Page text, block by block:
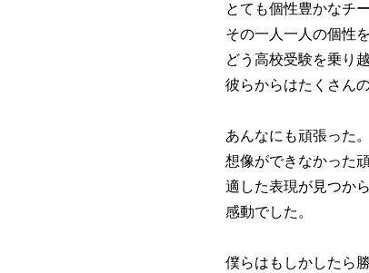
とても個性豊かなチ
その一人一人の個性
どう高校受験を乗り
彼らからはたくさん
あんなにも頑張った。
想像ができなかった
適した表現が見つか
感動でした。
僕らはもしかしたら